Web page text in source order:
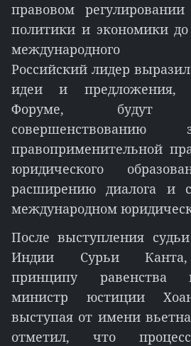
правовом
политики и экономики
международного
Российский лидер
идеи и предложения,
Форуме, будут
совершенствованию
правоприменительной
юридического
расширению диалога и
международном
После выступления
Индии Сурьи Канта,
принципу равенства
министр юстиции
выступая от имени
отметил, что